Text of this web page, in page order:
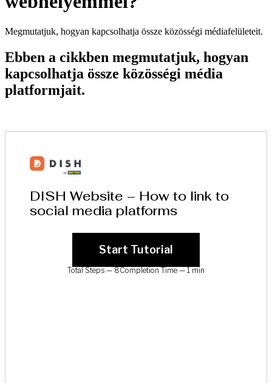
Megmutatjuk, hogyan kapcsolhatja össze közösségi médiafelületeit.
Ebben a cikkben megmutatjuk, hogyan
kapcsolhatja össze közösségi média
platformjait.